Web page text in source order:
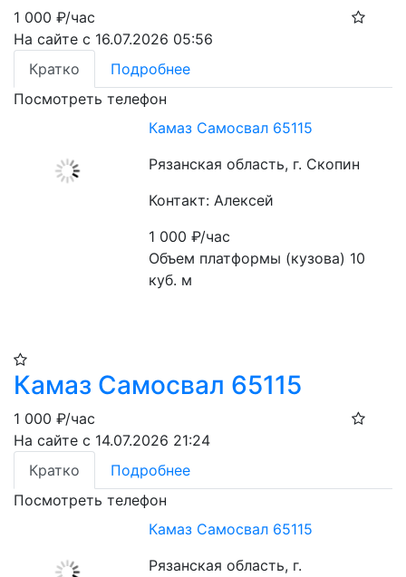
1 000 ₽/час
На сайте с 16.07.2026 05:56
Кратко
Подробнее
Посмотреть телефон
Камаз Самосвал 65115
Рязанская область, г. Скопин
Контакт: Алексей
1 000₽/час
Объем платформы (кузова) 10
куб. м
Камаз Самосвал 65115
1 000 ₽/час
На сайте с 14.07.2026 21:24
Кратко
Подробнее
Посмотреть телефон
Камаз Самосвал 65115
Рязанская область, г.